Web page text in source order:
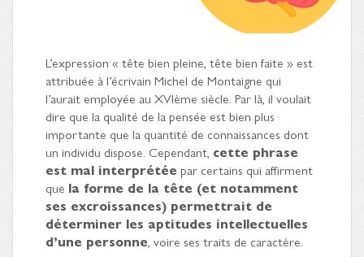
L’expression « tête bien pleine, tête bien faite » est
attribuée à l’écrivain Michel de Montaigne qui
l’aurait employée au XVIème siècle. Par là, il voulait
dire que la qualité de la pensée est bien plus
importante que la quantité de connaissances dont
un individu dispose. Cependant, cette phrase
est mal interprétée par certains qui affirment
que la forme de la tête (et notamment
ses excroissances) permettrait de
déterminer les aptitudes intellectuelles
d’une personne, voire ses traits de caractère.